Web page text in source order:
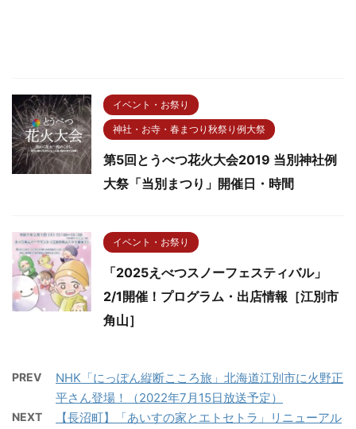
イベント・お祭り
神社・お寺・春まつり秋祭り例大祭
第5回とうべつ花火大会2019 当別神社例
大祭「当別まつり」開催日・時間
イベント・お祭り
「2025えべつスノーフェスティバル」
2/1開催！プログラム・出店情報［江別市
角山］
PREV
NHK「にっぽん縦断こころ旅」北海道江別市に火野正
平さん登場！（2022年7月15日放送予定）
NEXT
【長沼町】「あいすの家とエトセトラ」リニューアル